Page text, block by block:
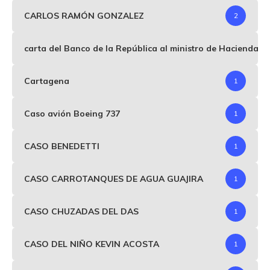
CARLOS RAMÓN GONZALEZ 2
carta del Banco de la República al ministro de Hacienda
Cartagena 1
Caso avión Boeing 737 1
CASO BENEDETTI 1
CASO CARROTANQUES DE AGUA GUAJIRA 1
CASO CHUZADAS DEL DAS 1
CASO DEL NIÑO KEVIN ACOSTA 1